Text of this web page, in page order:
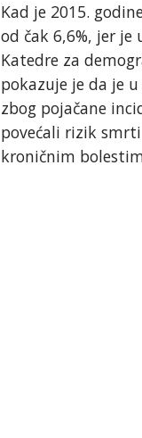
Kad je 2015.
od čak 6,6%, jer je
Katedre za
pokazuje je da je
zbog pojačane
povećali rizik
kroničnim